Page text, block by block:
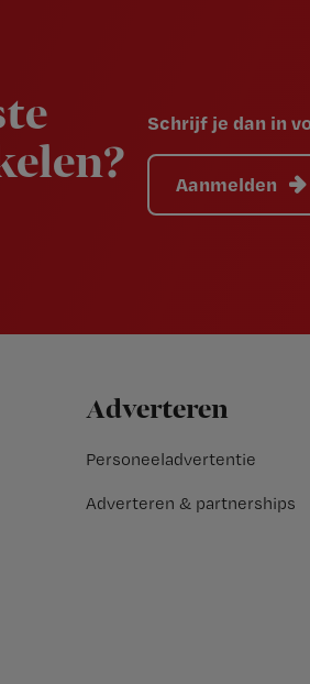
Schrijf je dan in
Aanmelden
Adverteren
Personeeladvertentie
Adverteren & partnerships